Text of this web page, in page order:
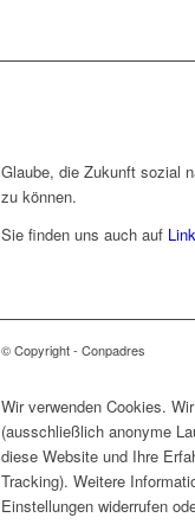
Glaube, die Zukunft sozial
zu können.
Sie finden uns auch auf
© Copyright - Conpadres
Wir verwenden Cookies.
(ausschließlich anonyme
diese Website und Ihre
Tracking). Weitere
Einstellungen widerrufen